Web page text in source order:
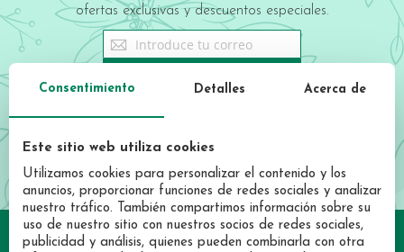
Consentimiento Detalles Acerca de
Este sitio web utiliza cookies
Utilizamos cookies para personalizar el contenido y los
anuncios, proporcionar funciones de redes sociales y analizar
nuestro tráfico. También compartimos información sobre su
uso de nuestro sitio con nuestros socios de redes sociales,
publicidad y análisis, quienes pueden combinarla con otra
ofertas exclusivas y descuentos especiales.
Sign
Up
Our